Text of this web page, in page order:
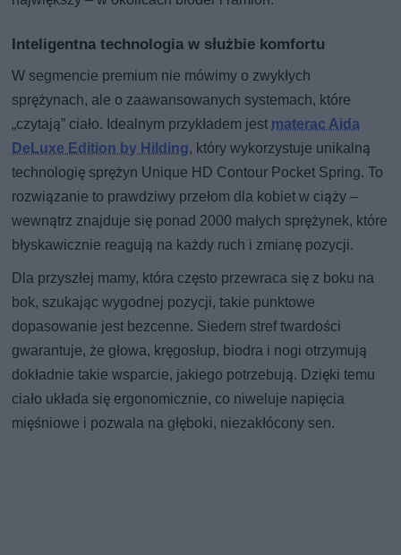
Inteligentna technologia w służbie komfortu
W segmencie premium nie mówimy o zwykłych
sprężynach, ale o zaawansowanych systemach, które
„czytają” ciało. Idealnym przykładem jest materac Aida
DeLuxe Edition by Hilding, który wykorzystuje unikalną
technologię sprężyn Unique HD Contour Pocket Spring. To
rozwiązanie to prawdziwy przełom dla kobiet w ciąży –
wewnątrz znajduje się ponad 2000 małych sprężynek, które
błyskawicznie reagują na każdy ruch i zmianę pozycji.
Dla przyszłej mamy, która często przewraca się z boku na
bok, szukając wygodnej pozycji, takie punktowe
dopasowanie jest bezcenne. Siedem stref twardości
gwarantuje, że głowa, kręgosłup, biodra i nogi otrzymują
dokładnie takie wsparcie, jakiego potrzebują. Dzięki temu
ciało układa się ergonomicznie, co niweluje napięcia
mięśniowe i pozwala na głęboki, niezakłócony sen.